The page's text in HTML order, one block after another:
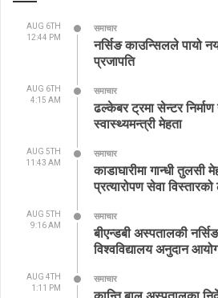
AUG 6TH
12:44 PM
समाचार
नर्सिङ काउन्सिलले पायो
प्रजापति
AUG 6TH
4:15 AM
समाचार
ढल्केबर ट्रमा सेन्टर
स्वास्थ्यमन्त्री मेहता
AUG 5TH
11:43 AM
समाचार
काडाघारीमा गान्धी
प्रत्यारोपण सेवा विस्तारको
AUG 5TH
9:16 AM
समाचार
बीएन्डबी अस्पतालकी
विश्वविद्यालय अनुदान
AUG 4TH
1:11 PM
समाचार